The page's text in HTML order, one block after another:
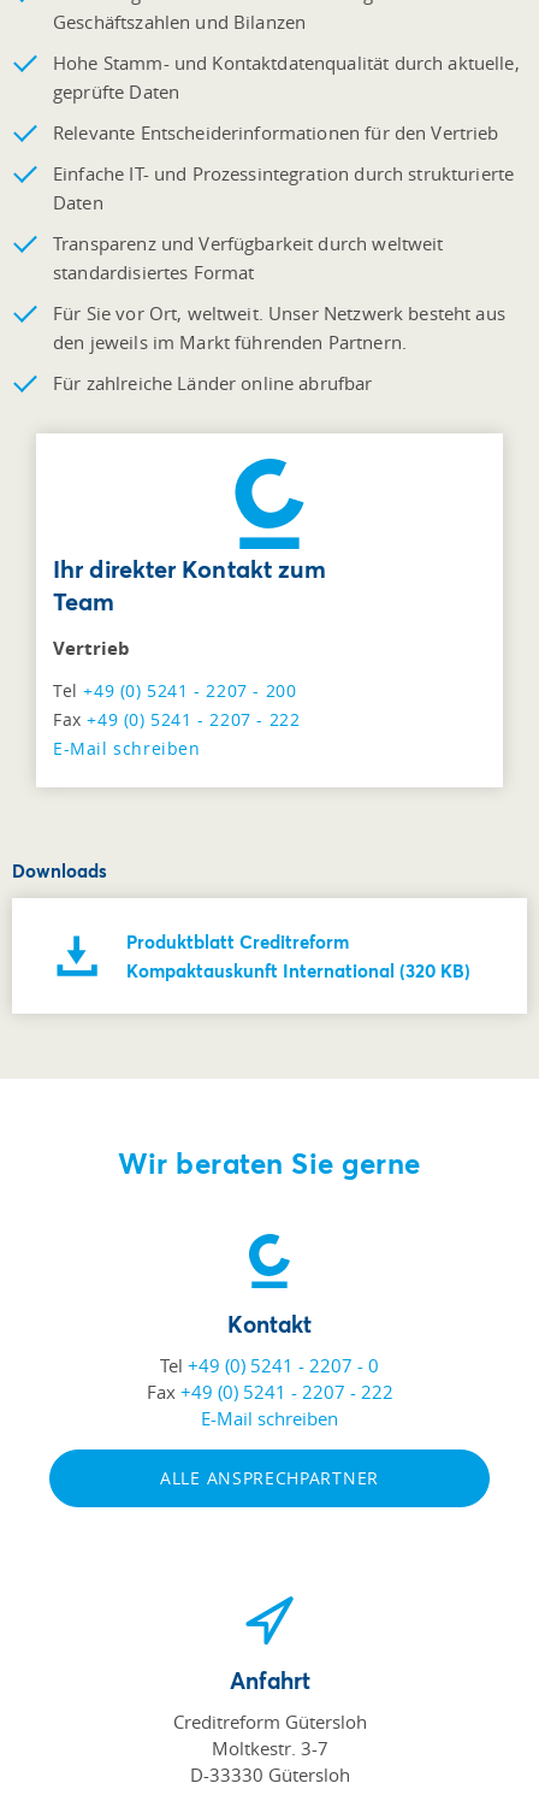
Geschäftszahlen und Bilanzen
Hohe Stamm- und Kontaktdatenqualität durch aktuelle,
geprüfte Daten
Relevante Entscheiderinformationen für den Vertrieb
Einfache IT- und Prozessintegration durch strukturierte
Daten
Transparenz und Verfügbarkeit durch weltweit
standardisiertes Format
Für Sie vor Ort, weltweit. Unser Netzwerk besteht aus
den jeweils im Markt führenden Partnern.
Für zahlreiche Länder online abrufbar
Ihr direkter Kontakt zum
Team
Vertrieb
Tel+49 (0) 5241 - 2207 - 200
Fax+49 (0) 5241 - 2207 - 222
E-Mail schreiben
Downloads
Produktblatt Creditreform
Kompaktauskunft International (320 KB)
Wir beraten Sie gerne
Kontakt
Tel +49 (0) 5241 - 2207 - 0
Fax +49 (0) 5241 - 2207 - 222
E-Mail schreiben
ALLE ANSPRECHPARTNER
Anfahrt
Creditreform Gütersloh
Moltkestr. 3-7
D-33330 Gütersloh